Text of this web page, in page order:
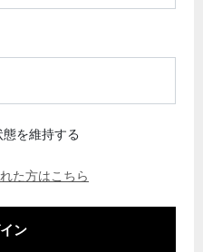
を維持する
た方はこちら
ン